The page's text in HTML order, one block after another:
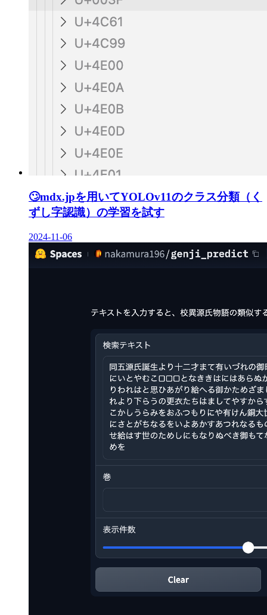
🙄mdx.jpを用いてYOLOv11のクラス分類（く
ずし字認識）の学習を試す
2024-11-06